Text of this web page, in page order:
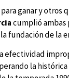
ganar y
cumplió ambas
fundación de la
efectividad
la